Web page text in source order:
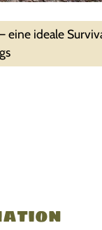
eine ideale